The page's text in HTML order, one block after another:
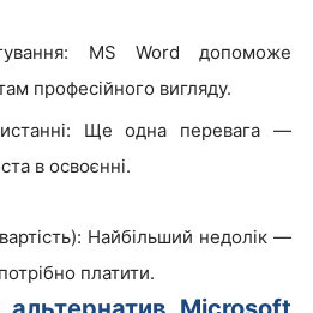
MS Word допоможе
професійного вигляду.
Ще одна перевага —
в освоєнні.
Найбільший недолік —
платити.